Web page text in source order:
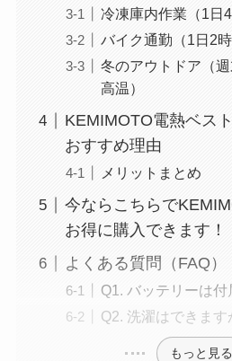
冷凍庫内作業（1日4
バイク通勤（1日2
冬のアウトドア（
高温）
KEMIMOTO電熱ベス
おすすめ理由
メリットまとめ
今ならこちらで
お得に購入できます！
よくある質問（FAQ）
Q1. バッテリーは付
Q2. 洗濯はできます
もっと見る